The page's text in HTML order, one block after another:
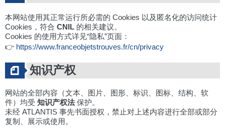
本网站使用其正常运行所必需的 Cookies 以及匿名化的访问统计
Cookies，符合 CNIL 的相关建议。
Cookies 的使用方式详见“隐私”页面：
👉 https://www.franceobjetstrouves.fr/cn/privacy
知识产权
网站的全部内容（文本、图片、图形、标识、图标、结构、软
件）均受 知识产权法保护。
未经 ATLANTIS 事先书面授权，禁止对上述内容进行全部或部分
复制、展示或使用。